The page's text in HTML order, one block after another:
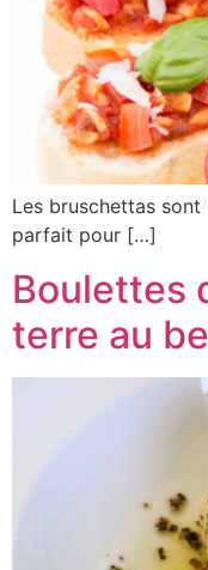
Les bruschettas
parfait pour […]
Boulettes
terre au